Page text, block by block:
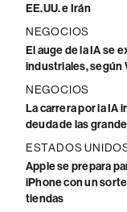
EE.UU. e Irán
NEGOCIOS
El auge de la IA se
industriales, según
NEGOCIOS
La carrera por la IA
deuda de las
ESTADOS
Apple se prepara
iPhone con un
tiendas